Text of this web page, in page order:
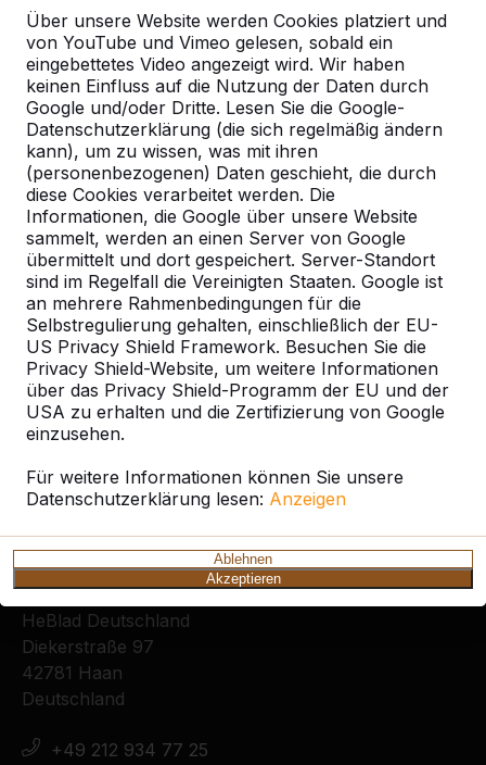
Über unsere Website werden Cookies platziert und
von YouTube und Vimeo gelesen, sobald ein
eingebettetes Video angezeigt wird. Wir haben
keinen Einfluss auf die Nutzung der Daten durch
Google und/oder Dritte. Lesen Sie die Google-
Datenschutzerklärung (die sich regelmäßig ändern
kann), um zu wissen, was mit ihren
(personenbezogenen) Daten geschieht, die durch
diese Cookies verarbeitet werden. Die
Informationen, die Google über unsere Website
sammelt, werden an einen Server von Google
übermittelt und dort gespeichert. Server-Standort
sind im Regelfall die Vereinigten Staaten. Google ist
an mehrere Rahmenbedingungen für die
Selbstregulierung gehalten, einschließlich der EU-
US Privacy Shield Framework. Besuchen Sie die
Privacy Shield-Website, um weitere Informationen
über das Privacy Shield-Programm der EU und der
USA zu erhalten und die Zertifizierung von Google
einzusehen.
Für weitere Informationen können Sie unsere
Datenschutzerklärung lesen: Anzeigen
Ablehnen
Akzeptieren
Produkt
Alles anzeigen
Kategorie
Alles anzeigen
Ort oder Postleitzahl suchen
Zie ook
Karlsdorf-Neuthard
Kontakt
HeBlad Deutschland
Diekerstraße 97
42781 Haan
Deutschland
+49 212 934 77 25